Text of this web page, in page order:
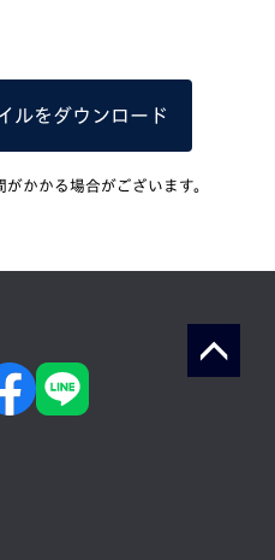
ルをダウンロード
かかる場合がございます。